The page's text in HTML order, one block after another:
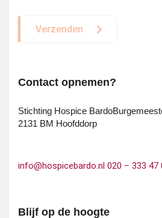
Verzenden
Contact opnemen?
Stichting Hospice Bardo
2131 BM Hoofddorp
info@hospicebardo.nl 020 – 333 47
Blijf op de hoogte